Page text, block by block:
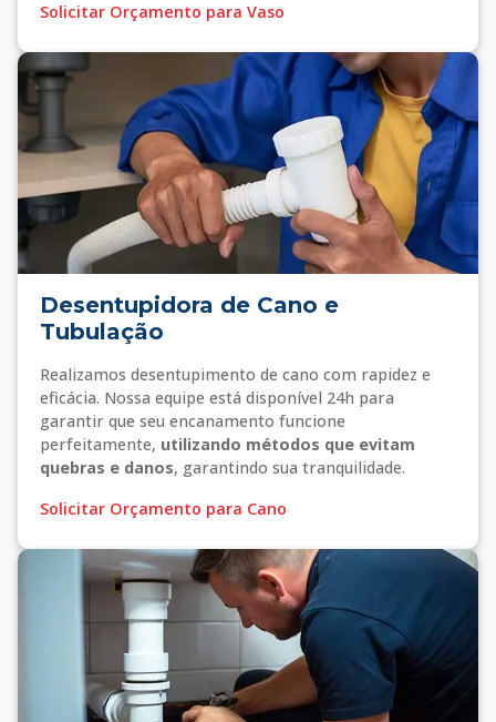
Solicitar Orçamento para Vaso
Desentupidora de Cano e
Tubulação
Realizamos desentupimento de cano com rapidez e
eficácia. Nossa equipe está disponível 24h para
garantir que seu encanamento funcione
perfeitamente, utilizando métodos que evitam
quebras e danos, garantindo sua tranquilidade.
Solicitar Orçamento para Cano